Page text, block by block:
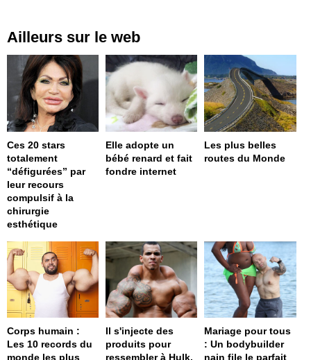
Ailleurs sur le web
Ces 20 stars
totalement
“défigurées” par
leur recours
compulsif à la
chirurgie
esthétique
Elle adopte un
bébé renard et fait
fondre internet
Les plus belles
routes du Monde
Corps humain :
Les 10 records du
monde les plus
Il s'injecte des
produits pour
ressembler à Hulk,
Mariage pour tous
: Un bodybuilder
nain file le parfait